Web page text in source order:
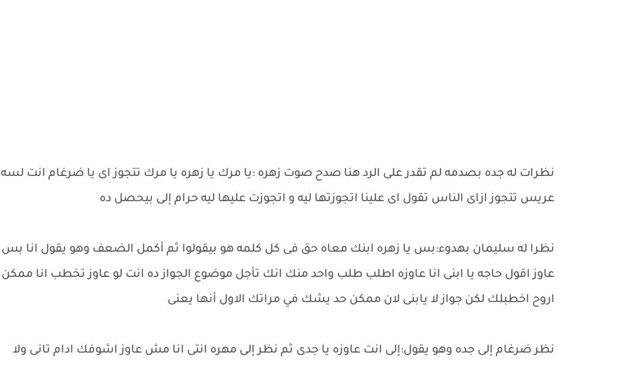
نظرات له جده بصدمه لم تقدر على الرد هنا صدح صوت زهره :يا مرك يا زهره يا مرك تتجوز اى يا ضرغام انت لسه
عريس تتجوز ازاى الناس تقول اى علينا اتجوزتها ليه و اتجوزت عليها ليه حرام إلى بيحصل ده
نظرا له سليمان بهدوء:بس يا زهره ابنك معاه حق فى كل كلمه هو بيقولوا ثم أكمل الضعف وهو يقول انا بس
عاوز اقول حاجه يا ابنى انا عاوزه اطلب طلب واحد منك انك تأجل موضوع الجواز ده انت لو عاوز تخطب انا ممكن
اروح اخطبلك لكن جواز لا يابنى لان ممكن حد يشك في مراتك الاول أنها يعنى
نظر ضرغام إلى جده وهو يقول:إلى انت عاوزه يا جدى ثم نظر إلى مهره انتى انا مش عاوز اشوفك ادام تانى ولا